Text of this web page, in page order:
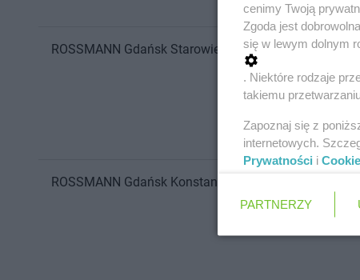
ROSSMANN Gdańsk Starowiejska 62a
ROSSMANN Gdańsk Konstantego Ildefonsa
cenimy Twoją
Zgoda jest
się w lewym dolnym
. Niektóre rodzaje
takiemu
Zapoznaj się z
internetowych.
Prywatności i
PARTNERZY